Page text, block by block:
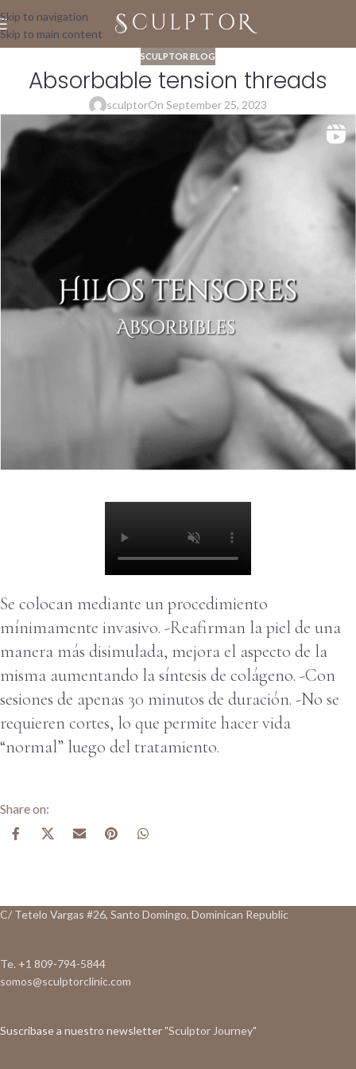
Skip to navigation
Skip to main content
SCULPTOR BLOG
Absorbable tension threads
sculptorOn September 25, 2023
Se colocan mediante un procedimiento
mínimamente invasivo. -Reafirman la piel de una
manera más disimulada, mejora el aspecto de la
misma aumentando la síntesis de colágeno. -Con
sesiones de apenas 30 minutos de duración. -No se
requieren cortes, lo que permite hacer vida
“normal” luego del tratamiento.
C/ Tetelo Vargas #26, Santo Domingo, Dominican Republic
Te. +1 809-794-5844
somos@sculptorclinic.com
Suscribase a nuestro newsletter"Sculptor Journey"